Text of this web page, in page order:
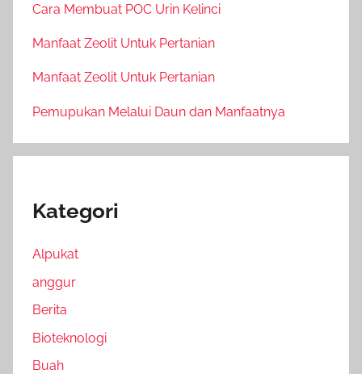
Cara Membuat POC Urin Kelinci
Manfaat Zeolit Untuk Pertanian
Manfaat Zeolit Untuk Pertanian
Pemupukan Melalui Daun dan Manfaatnya
Kategori
Alpukat
anggur
Berita
Bioteknologi
Buah